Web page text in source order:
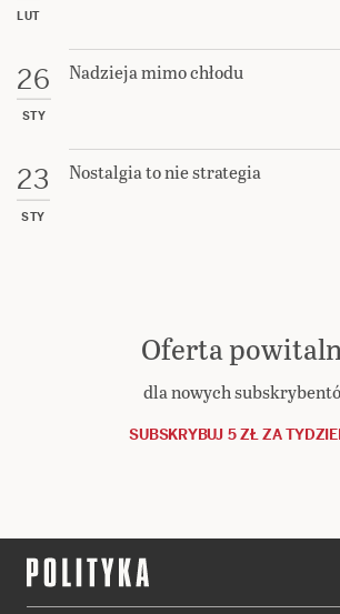
LUT
26
STY
Nadzieja mimo chłodu
23
STY
Nostalgia to nie strategia
Oferta
dla nowych
SUBSKRYBUJ 5 ZŁ ZA